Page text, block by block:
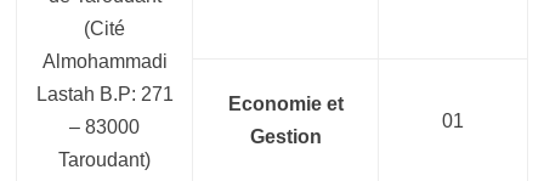
(Cité
Almohammadi
Lastah B.P: 271
– 83000
Taroudant)
01
Economie et
Gestion